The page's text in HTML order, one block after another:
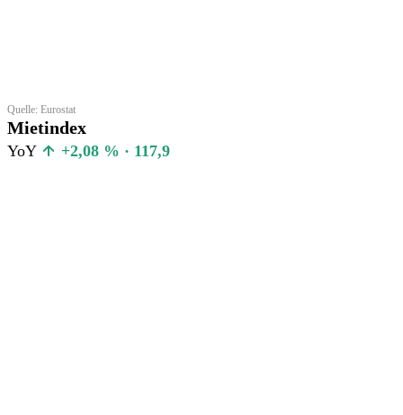
Quelle: Eurostat
Mietindex
YoY +2,08 % · 117,9